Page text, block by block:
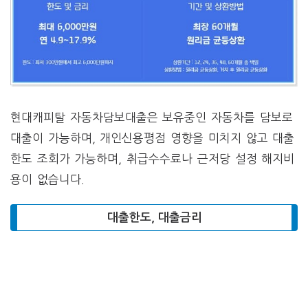
현대캐피탈 자동차담보대출은 보유중인 자동차를 담보로
대출이 가능하며, 개인신용평점 영향을 미치지 않고 대출
한도 조회가 가능하며, 취급수수료나 근저당 설정 해지비
용이 없습니다.
대출한도, 대출금리